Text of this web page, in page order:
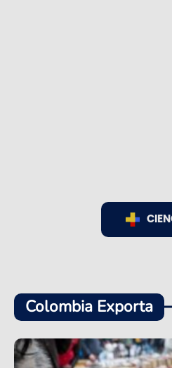
Colombia Exporta